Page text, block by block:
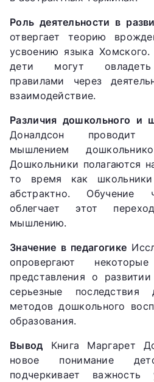
Роль деятельности в
отвергает теорию
усвоению языка
дети могут овладеть
правилами через
взаимодействие.
Различия дошкольного и
Доналдсон
мышлением
Дошкольники полагаются
то время как
абстрактно.
облегчает этот
мышлению.
Значение в педагогике
опровергают
представления о
серьезные
методов дошкольного
образования.
Вывод Книга Маргарет
новое понимание
подчеркивает важность